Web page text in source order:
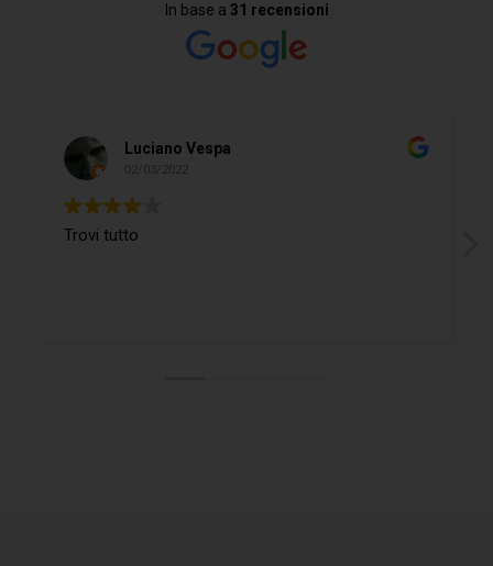
In base a 31 recensioni
Luciano Vespa
02/03/2022
Trovi tutto